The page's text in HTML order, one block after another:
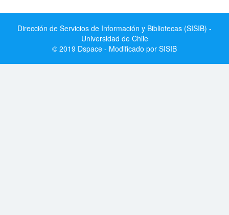
Dirección de Servicios de Información y Bibliotecas (SISIB) -
Universidad de Chile
© 2019 Dspace - Modificado por SISIB